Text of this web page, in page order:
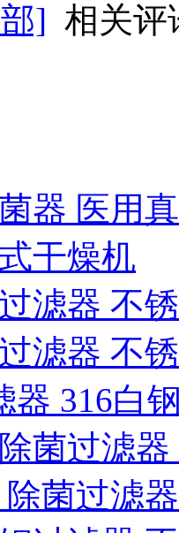
] 相关评
器 医用
干燥机
滤器 不
滤器 不
器 316白
菌过滤
菌过滤器